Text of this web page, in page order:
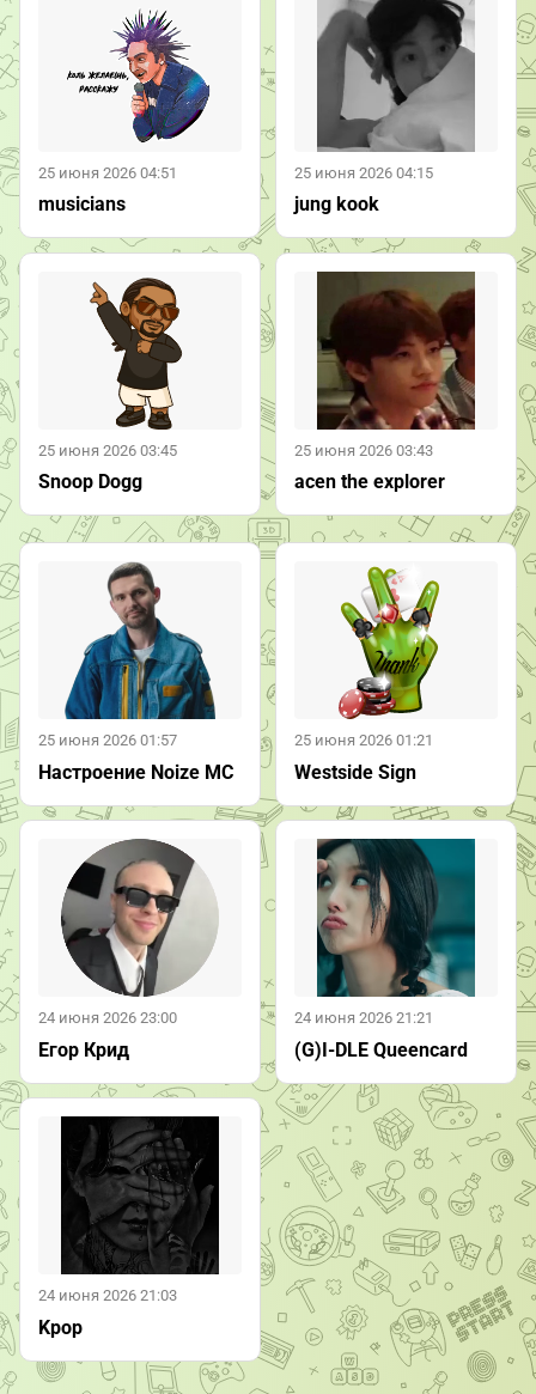
25 июня 2026 04:51
musicians
25 июня 2026 04:15
jung kook
25 июня 2026 03:45
Snoop Dogg
25 июня 2026 03:43
acen the explorer
25 июня 2026 01:57
Настроение Noize MC
25 июня 2026 01:21
Westside Sign
24 июня 2026 23:00
Егор Крид
24 июня 2026 21:21
(G)I-DLE Queencard
24 июня 2026 21:03
Kpop